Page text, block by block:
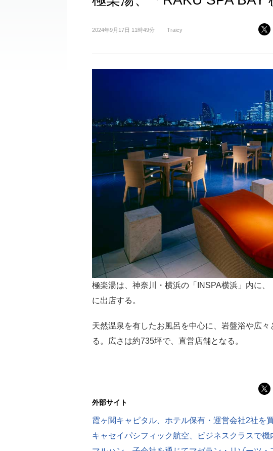
2024年9月17日 11時49分 Traicy
極楽湯は、神奈川・横浜の「INSPA横浜」内に
に出店する。
天然温泉を有したお風呂を中心に、岩盤浴や広
る。広さは約735坪で、直営店舗となる。
外部サイト
霞ヶ関キャピタル、ホテル保有・運営会社2社を
キャセイパシフィック航空、ビジネスクラスで